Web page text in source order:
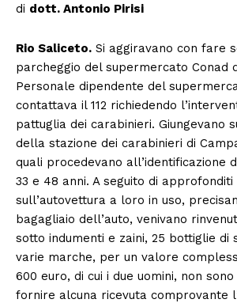
di dott. Antonio Pirisi
Rio Saliceto. Si aggiravano con fare
parcheggio del supermercato Conad
Personale dipendente del
contattava il 112 richiedendo
pattuglia dei carabinieri. Giungevano
della stazione dei carabinieri di
quali procedevano all’identificazione
33 e 48 anni. A seguito di
sull’autovettura a loro in uso,
bagagliaio dell’auto, venivano
sotto indumenti e zaini, 25 bottiglie di
varie marche, per un valore
600 euro, di cui i due uomini, non
fornire alcuna ricevuta comprovante